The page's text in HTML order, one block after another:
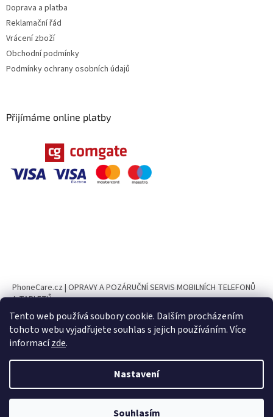
Tento web používá soubory cookie. Dalším procházením
tohoto webu vyjadřujete souhlas s jejich používáním. Více
informacízde.
Nastavení
Souhlasím
Doprava a platba
Reklamační řád
Vrácení zboží
Obchodní podmínky
Podmínky ochrany osobních údajů
Přijímáme online platby
PhoneCare.cz | OPRAVY A POZÁRUČNÍ SERVIS MOBILNÍCH TELEFONŮ
A TABLETŮ
PhoneParts.cz
Vytvořil Shoptet
CELL PARTS.cz. Všechna práva vyhrazena.